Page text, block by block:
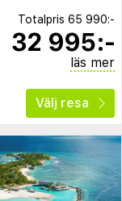
Totalpris 65 990:-
32 995:-
läs mer
Välj resa